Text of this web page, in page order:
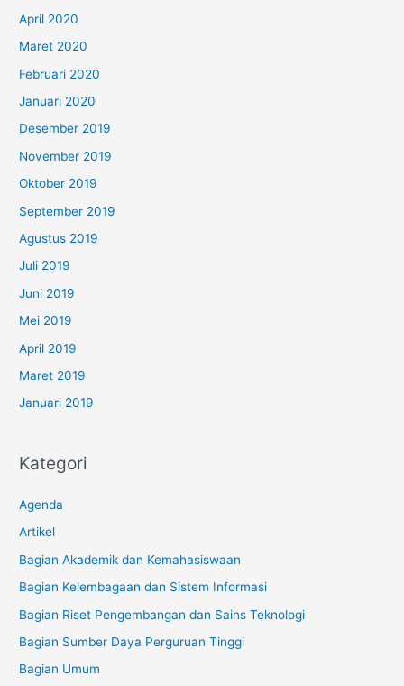
April 2020
Maret 2020
Februari 2020
Januari 2020
Desember 2019
November 2019
Oktober 2019
September 2019
Agustus 2019
Juli 2019
Juni 2019
Mei 2019
April 2019
Maret 2019
Januari 2019
Kategori
Agenda
Artikel
Bagian Akademik dan Kemahasiswaan
Bagian Kelembagaan dan Sistem Informasi
Bagian Riset Pengembangan dan Sains Teknologi
Bagian Sumber Daya Perguruan Tinggi
Bagian Umum